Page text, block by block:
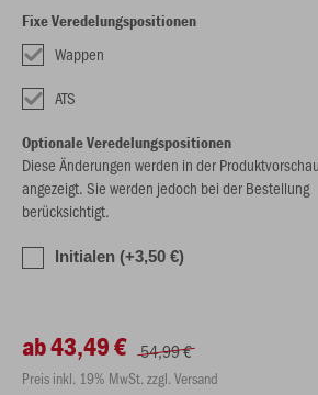
Fixe Veredelungspositionen
Wappen
ATS
Optionale Veredelungspositionen
Diese Änderungen werden in der
angezeigt. Sie werden jedoch bei der Bestellung
berücksichtigt.
Initialen (+3,50 €)
ab 43,49 € 54,99 €
Preis inkl. 19% MwSt. zzgl. Versand